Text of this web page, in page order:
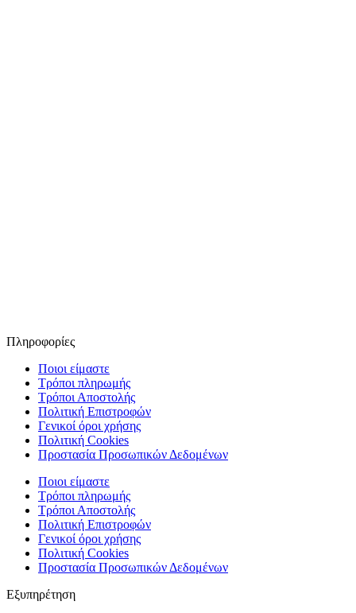
Πληροφορίες
Ποιοι είμαστε
Τρόποι πληρωμής
Τρόποι Αποστολής
Πολιτική Επιστροφών
Γενικοί όροι χρήσης
Πολιτική Cookies
Προστασία Προσωπικών Δεδομένων
Ποιοι είμαστε
Τρόποι πληρωμής
Τρόποι Αποστολής
Πολιτική Επιστροφών
Γενικοί όροι χρήσης
Πολιτική Cookies
Προστασία Προσωπικών Δεδομένων
Εξυπηρέτηση